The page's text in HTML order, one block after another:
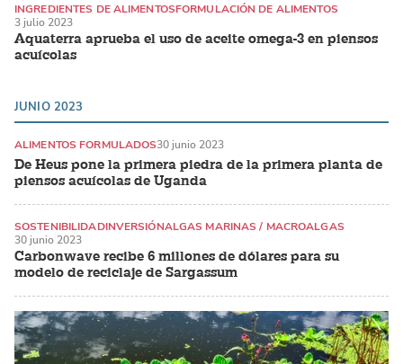
Aquaterra aprueba el uso de aceite omega-3 en piensos
acuícolas
INGREDIENTES DE ALIMENTOSFORMULACIÓN DE ALIMENTOS
SALMÓN DEL ATLÁNTICO
3 julio 2023
JUNIO 2023
De Heus pone la primera piedra de la primera planta de
piensos acuícolas de Uganda
ALIMENTOS FORMULADOS30 junio 2023
Carbonwave recibe 6 millones de dólares para su
modelo de reciclaje de Sargassum
SOSTENIBILIDADINVERSIÓNALGAS MARINAS / MACROALGAS
30 junio 2023